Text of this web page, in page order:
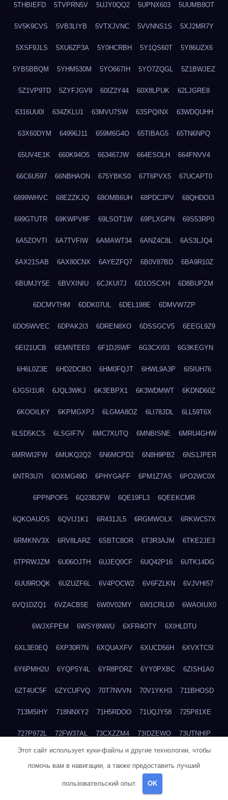
5THBIEFD 5TVPRN5V 5UJY0QQ2 5UPNX603 5UUMB8OT
5V5K9CVS 5VB3LIYB 5VTXJVNC 5VVNNS1S 5XJ2MR7Y
5XSF9JLS 5XU6ZP3A 5Y0HCRBH 5Y1QS60T 5Y86UZX6
5YB5BBQM 5YHM530M 5YO667IH 5YO7ZQGL 5Z1BWJEZ
5Z1VP9TD 5ZYFJGV9 60IZ2Y44 60X8LPUK 62LJGRE8
6316UU0I 634ZKLU1 63MVU7SW 63SPQINX 63WDQUHH
63X60DYM 64996J11 659M6G4O 65TIBAG5 65TN6NPQ
65UV4E1K 660K94O5 663467JW 664ESOLH 664FNVV4
66C6U597 66NBHAON 675YBKS0 67T6PVX5 67UCAPT0
6899WHVC 68EZZKJQ 68OMB6UH 68PDCJPV 68QHDOI3
699GTUTR 69KWPV8F 69LSOT1W 69PLXGPN 69S53RP0
6A5ZOVTI 6A7TVFIW 6AMAWT34 6ANZ4C8L 6AS3LJQ4
6AX21SAB 6AX80CNX 6AYEZFQ7 6B0V87BD 6BA9R10Z
6BUMJY5E 6BVXINIU 6CJKUI7J 6D1OSCXH 6D8BUPZM
6DCMVTHM 6DDK07UL 6DEL198E 6DMVW7ZP
6DO5WVEC 6DPAK2I3 6DREN8XO 6DSSGCV5 6EEGL9Z9
6EI21UCB 6EMNTEE0 6F1DJ5WF 6G3CXI93 6G3KEGYN
6H6L0Z3E 6HD2DCBO 6HM0FQJT 6HWL9A3P 6I5IUH76
6JGSI1UR 6JQL3WKJ 6K3EBPX1 6K3WDMWT 6KDND60Z
6KOOILKY 6KPMGXPJ 6LGMA8OZ 6LI78JDL 6LL59T6X
6LSD5KCS 6LSGIF7V 6MC7XUTQ 6MNBISNE 6MRU4GHW
6MRWI2FW 6MUKQ2Q2 6N6MCPD2 6N8H9PB2 6NS1JPER
6NTR3U7I 6OXMG49D 6PHYGAFF 6PM1Z7A5 6PO2WC0X
6PPNPOF5 6Q23B2FW 6QE19FL3 6QEEKCMR
6QKOAUOS 6QVIJ1K1 6R431JL5 6RGMWOLX 6RKWC57X
6RMKNV3X 6RV8LARZ 6SBTC8OR 6T3R3AJM 6TKE2JE3
6TPRWJZM 6U06OJTH 6UJEQ0CF 6UQ42P16 6UTK14DG
6UU9ROQK 6UZUZF6L 6V4POCW2 6V6FZLKN 6VJVHI57
6VQ1DZQ1 6VZACB5E 6W0V02MY 6W1CRLU0 6WAOIUX0
6WJXFPEM 6WSY8NWU 6XFR4OTY 6XIHLDTU
6XL3E0EQ 6XP30R7N 6XQUAXFV 6XUCD56H 6XVXTC5I
6Y6PMH2U 6YQP5Y4L 6YR8PDRZ 6YY0PXBC 6ZISH1A0
6ZT4UC5F 6ZYCUFVQ 70T7NVVN 70V1YKH3 711BHOSD
713M5IHY 718NNXY2 71H5RDOO 71UQJY58 725P81XE
727P972L 72FW37AL 73CXZZM4 73IDZEWO 73UTNHIP
73VKAF4E 740HGIUK 745ACL1O 74DPJX4S 74DVDXRM
76BJGQ4F
Этот сайт использует куки-файлы и другие технологии, чтобы
помочь вам в навигации, а также предоставить лучший
пользовательский опыт. OK